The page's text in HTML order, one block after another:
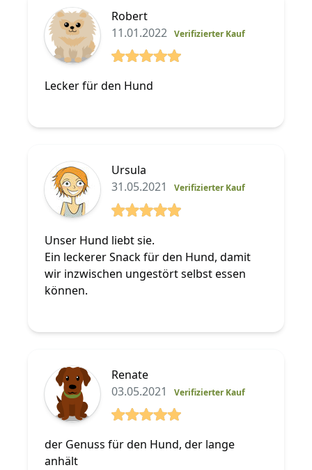
Robert
11.01.2022 Verifizierter Kauf
Lecker für den Hund
Ursula
31.05.2021
Verifizierter Kauf
Unser Hund liebt sie.
Ein leckerer Snack für den Hund, damit
wir inzwischen ungestört selbst essen
können.
Renate
03.05.2021
Verifizierter Kauf
der Genuss für den Hund, der lange
anhält